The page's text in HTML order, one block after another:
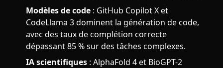
Modèles de code : GitHub Copilot X et
CodeLlama 3 dominent la génération de code,
avec des taux de complétion correcte
dépassant 85 % sur des tâches complexes.
IA scientifiques : AlphaFold 4 et BioGPT-2